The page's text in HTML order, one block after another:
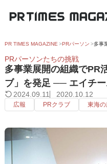
PR TIMES MAGAZINE PRパーソン
PRパーソンたちの挑戦
多事業展開の組織でPR
ブ」を発足 ── エイチ
2024.09.11 2020.10.12
広報 PRクラブ 東海